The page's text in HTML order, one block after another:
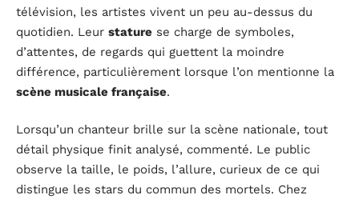
télévision, les artistes vivent un peu au-dessus du
quotidien. Leur stature se charge de symboles,
d’attentes, de regards qui guettent la moindre
différence, particulièrement lorsque l’on mentionne la
scène musicale française.
Lorsqu’un chanteur brille sur la scène nationale, tout
détail physique finit analysé, commenté. Le public
observe la taille, le poids, l’allure, curieux de ce qui
distingue les stars du commun des mortels. Chez